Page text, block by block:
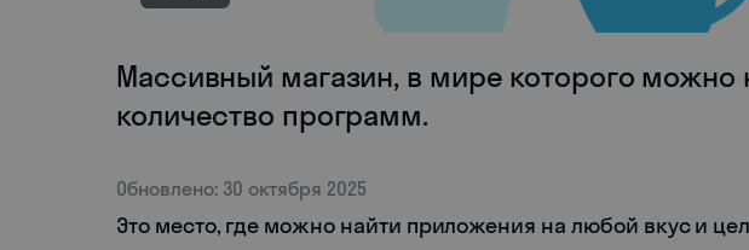
Массивный магазин, в мире которого можно
количество программ.
Обновлено: 30 октября 2025
Это место, где можно найти приложения на любой вкус и